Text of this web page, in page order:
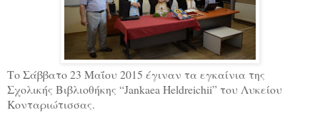
Το Σάββατο 23 Μαΐου 2015 έγιναν τα εγκαίνια της
Σχολικής Βιβλιοθήκης “Jankaea Heldreichii” του Λυκείου
Κονταριώτισσας.